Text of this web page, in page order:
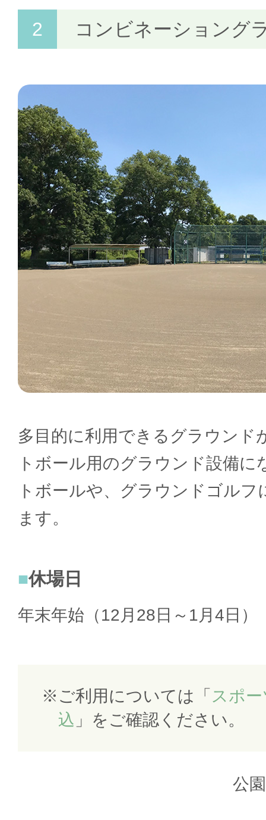
コンビネーショング
多目的に利用できるグラウンド
トボール用のグラウンド設備
トボールや、グラウンドゴル
ます。
休場日
年末年始（12月28日～1月4日）
ご利用については「 スポ
込 」をご確認ください。
公